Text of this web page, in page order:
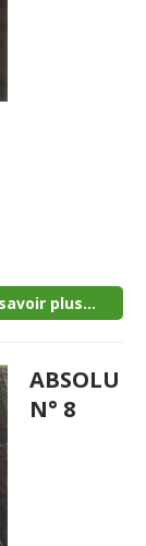
plus...
ABSOLU
N° 8